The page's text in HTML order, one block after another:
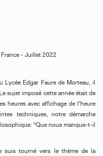
France - Juillet 2022
Lycée Edgar Faure de Morteau, il
sujet imposé cette année était de
heures avec affichage de l’heure
techniques, notre démarche
“Que nous manque-t-il
suis tourné vers le thème de la